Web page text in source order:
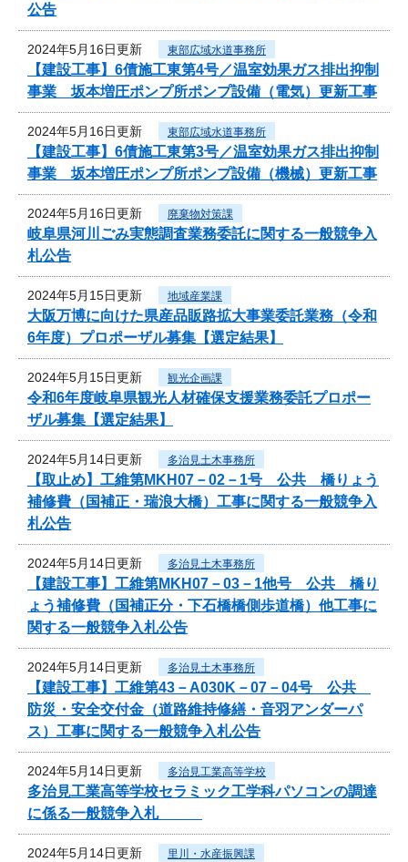
公告
2024年5月16日更新 東部広域水道事務所
【建設工事】6債施工東第4号／温室効果ガス排出抑制
事業 坂本増圧ポンプ所ポンプ設備（電気）更新工事
2024年5月16日更新 東部広域水道事務所
【建設工事】6債施工東第3号／温室効果ガス排出抑制
事業 坂本増圧ポンプ所ポンプ設備（機械）更新工事
2024年5月16日更新 廃棄物対策課
岐阜県河川ごみ実態調査業務委託に関する一般競争入
札公告
2024年5月15日更新 地域産業課
大阪万博に向けた県産品販路拡大事業委託業務（令和
6年度）プロポーザル募集【選定結果】
2024年5月15日更新 観光企画課
令和6年度岐阜県観光人材確保支援業務委託プロポー
ザル募集【選定結果】
2024年5月14日更新 多治見土木事務所
【取止め】工維第MKH07－02－1号 公共 橋りょう
補修費（国補正・瑞浪大橋）工事に関する一般競争入
札公告
2024年5月14日更新 多治見土木事務所
【建設工事】工維第MKH07－03－1他号 公共 橋り
ょう補修費（国補正分・下石橋橋側歩道橋）他工事に
関する一般競争入札公告
2024年5月14日更新 多治見土木事務所
【建設工事】工維第43－A030K－07－04号 公共
防災・安全交付金（道路維持修繕・音羽アンダーパ
ス）工事に関する一般競争入札公告
2024年5月14日更新 多治見工業高等学校
多治見工業高等学校セラミック工学科パソコンの調達
に係る一般競争入札
2024年5月14日更新 里川・水産振興課